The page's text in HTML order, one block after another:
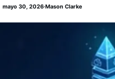
mayo 30, 2026·Mason Clarke